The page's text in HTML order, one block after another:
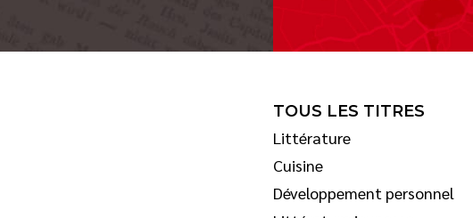
TOUS LES TITRES
Littérature
Cuisine
Développement personnel